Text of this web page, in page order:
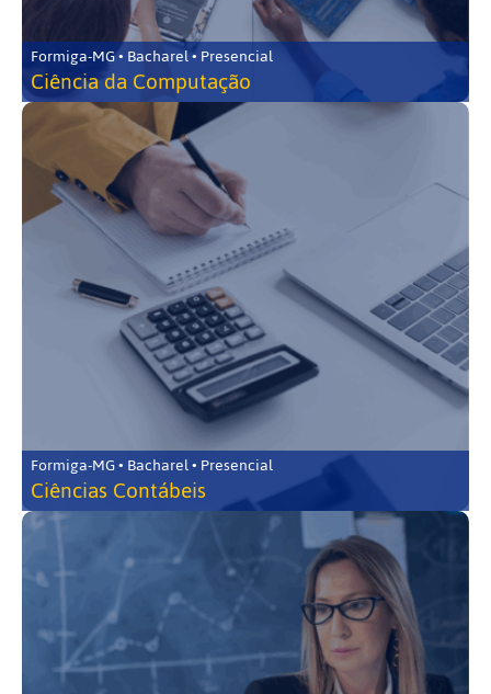
Formiga-MG • Bacharel • Presencial
Ciência da Computação
Formiga-MG • Bacharel • Presencial
Ciências Contábeis